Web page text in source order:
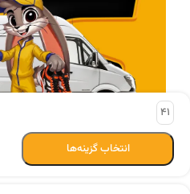
41
انتخاب گزینه‌ها